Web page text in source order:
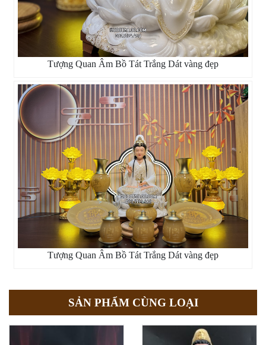
Tượng Quan Âm Bồ Tát Trắng Dát vàng đẹp
Tượng Quan Âm Bồ Tát Trắng Dát vàng đẹp
SẢN PHẨM CÙNG LOẠI